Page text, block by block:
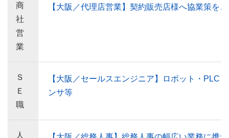
商
社
営
業
【大阪／代理店営業】契約販売店様へ協業策を
Ｓ
Ｅ
職
【大阪／セールスエンジニア】ロボット・PLC
ンサ等
人